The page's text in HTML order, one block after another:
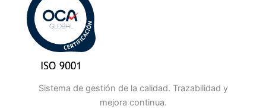
Sistema de gestión de la calidad. Trazabilidad y
mejora continua.